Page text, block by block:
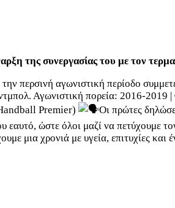
της συνεργασίας του με τον
περσινή αγωνιστική περίοδο
Αγωνιστική πορεία: 2016-
Premier)
Οι πρώτες
ώστε όλοι μαζί να πετύχουμε
μια χρονιά με υγεία, επιτυχίες